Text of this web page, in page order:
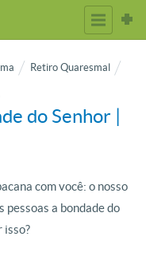
Retiro Quaresmal
do Senhor |
com você: o nosso
pessoas a bondade do
isso?